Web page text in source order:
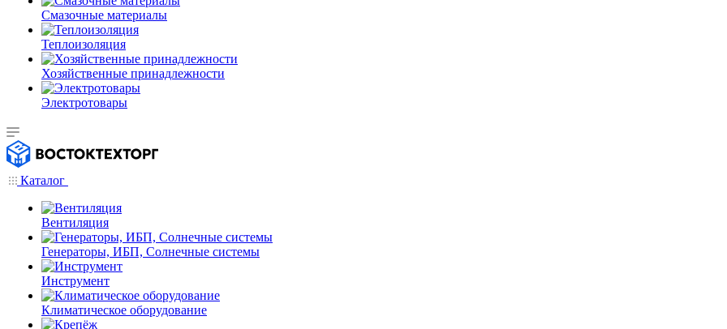
Смазочные материалы
Теплоизоляция
Хозяйственные принадлежности
Электротовары
Каталог
Вентиляция
Генераторы, ИБП, Солнечные системы
Инструмент
Климатическое оборудование